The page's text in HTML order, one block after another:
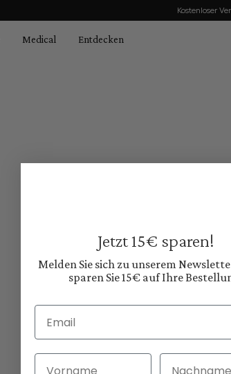
Kostenloser
Medical Entdecken
Jetzt 15€ sparen!
Melden Sie sich zu unserem
sparen Sie 15€ auf Ihre
Email
Vorname Nachname